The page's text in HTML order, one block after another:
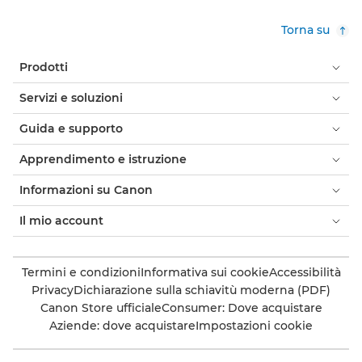
Torna su
Prodotti
Servizi e soluzioni
Guida e supporto
Apprendimento e istruzione
Informazioni su Canon
Il mio account
Termini e condizioniInformativa sui cookieAccessibilità
PrivacyDichiarazione sulla schiavitù moderna (PDF)
Canon Store ufficialeConsumer: Dove acquistare
Aziende: dove acquistareImpostazioni cookie